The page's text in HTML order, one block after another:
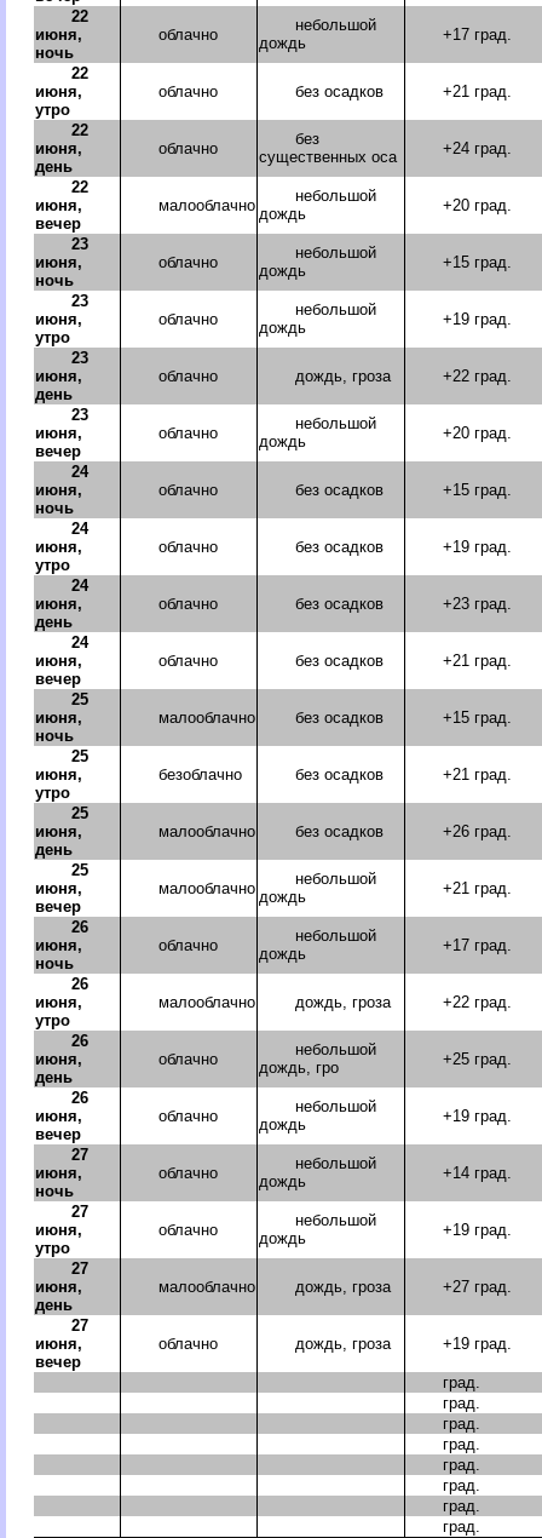
22
июня,
ночь
облачно
небольшой
дождь
+17 град.
22
июня,
утро
облачно без осадков +21 град.
22
июня,
день
облачно
без
существенных оса
+24 град.
22
июня,
вечер
малооблачно
небольшой
дождь
+20 град.
23
июня,
ночь
облачно
небольшой
дождь
+15 град.
23
июня,
утро
облачно
небольшой
дождь
+19 град.
23
июня,
день
облачно дождь, гроза +22 град.
23
июня,
вечер
облачно
небольшой
дождь
+20 град.
24
июня,
ночь
облачно без осадков +15 град.
24
июня,
утро
облачно без осадков +19 град.
24
июня,
день
облачно без осадков +23 град.
24
июня,
вечер
облачно без осадков +21 град.
25
июня,
ночь
малооблачно без осадков +15 град.
25
июня,
утро
безоблачно без осадков +21 град.
25
июня,
день
малооблачно без осадков +26 град.
25
июня,
вечер
малооблачно
небольшой
дождь
+21 град.
26
июня,
ночь
облачно
небольшой
дождь
+17 град.
26
июня,
утро
малооблачно дождь, гроза +22 град.
26
июня,
день
облачно
небольшой
дождь, гро
+25 град.
26
июня,
вечер
облачно
небольшой
дождь
+19 град.
27
июня,
ночь
облачно
небольшой
дождь
+14 град.
27
июня,
утро
облачно
небольшой
дождь
+19 град.
27
июня,
день
малооблачно дождь, гроза +27 град.
27
июня,
вечер
облачно дождь, гроза +19 град.
град.
град.
град.
град.
град.
град.
град.
град.